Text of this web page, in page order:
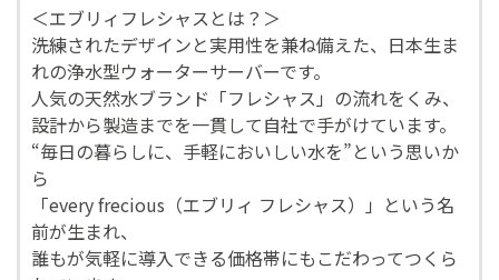
＜エブリィフレシャスとは？＞
洗練されたデザインと実用性を兼ね備えた、日本生ま
れの浄水型ウォーターサーバーです。
人気の天然水ブランド「フレシャス」の流れをくみ、
設計から製造までを一貫して自社で手がけています。
“毎日の暮らしに、手軽においしい水を”という思いか
ら
「every frecious（エブリィ フレシャス）」という名
前が生まれ、
誰もが気軽に導入できる価格帯にもこだわってつくら